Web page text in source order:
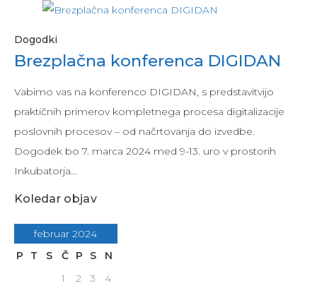
Dogodki
Brezplačna konferenca DIGIDAN
Vabimo vas na konferenco DIGIDAN, s predstavitvijo
praktičnih primerov kompletnega procesa digitalizacije
poslovnih procesov – od načrtovanja do izvedbe.
Dogodek bo 7. marca 2024 med 9-13. uro v prostorih
Inkubatorja…
Koledar objav
februar 2024
P
T S Č P S
N
1
2 3
4